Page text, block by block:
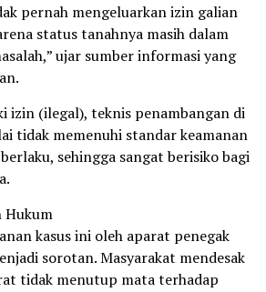
pernah mengeluarkan izin galian
status tanahnya masih dalam
ujar sumber informasi yang
izin (ilegal), teknis penambangan di
tidak memenuhi standar keamanan
sehingga sangat berisiko bagi
Hukum
kasus ini oleh aparat penegak
sorotan. Masyarakat mendesak
tidak menutup mata terhadap